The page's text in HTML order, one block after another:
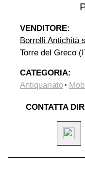
VENDITORE:
Borrelli Antichità
Torre del Greco
CATEGORIA:
Antiquariato
CONTATTA